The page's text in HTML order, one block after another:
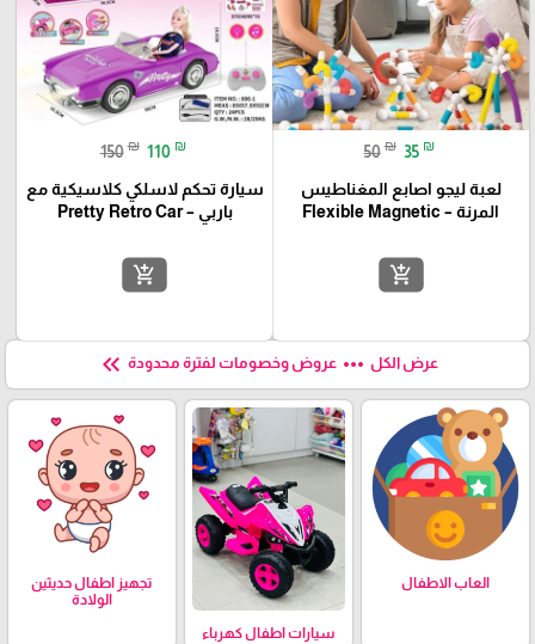
50 ₪ 35 ₪
لعبة ليجو اصابع المغناطيس
المرنة – Flexible Magnetic
add_shopping_cart
150 ₪ 110 ₪
سيارة تحكم لاسلكي كلاسيكية مع
باربي – Pretty Retro Car
add_shopping_cart
عرض الكل more_horiz عروض وخصومات لفترة محدودة keyboard_double_arrow_left
العاب الاطفال
سيارات اطفال كهرباء
تجهيز اطفال حديثين
الولادة